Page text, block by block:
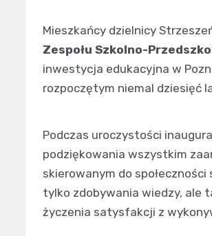
Mieszkańcy dzielnicy
Zespołu Szkolno-
inwestycja edukacyjna w
rozpoczętym niemal dziesięć
Podczas uroczystości
podziękowania wszystkim
skierowanym do społeczności
tylko zdobywania wiedzy, ale
życzenia satysfakcji z